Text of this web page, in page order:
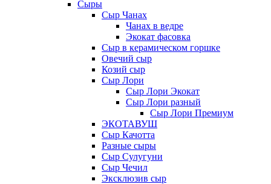
Сыры
Сыр Чанах
Чанах в ведре
Экокат фасовка
Сыр в керамическом горшке
Овечий сыр
Козий сыр
Сыр Лори
Сыр Лори Экокат
Сыр Лори разный
Сыр Лори Премиум
ЭКОТАВУШ
Сыр Качотта
Разные сыры
Сыр Сулугуни
Сыр Чечил
Эксклюзив сыр